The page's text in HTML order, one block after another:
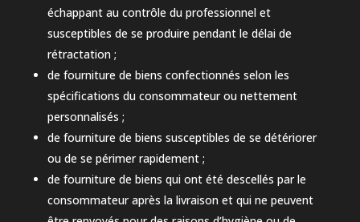
échappant au contrôle du professionnel et
susceptibles de se produire pendant le délai de
rétractation ;
de fourniture de biens confectionnés selon les
spécifications du consommateur ou nettement
personnalisés ;
de fourniture de biens susceptibles de se détériorer
ou de se périmer rapidement ;
de fourniture de biens qui ont été descellés par le
consommateur après la livraison et qui ne peuvent